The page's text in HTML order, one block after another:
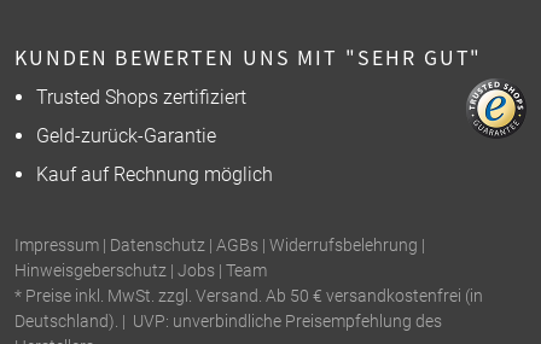
KUNDEN BEWERTEN UNS MIT "SEHR GUT"
Trusted Shops zertifiziert
Geld-zurück-Garantie
Kauf auf Rechnung möglich
Impressum | Datenschutz | AGBs | Widerrufsbelehrung |
Hinweisgeberschutz | Jobs | Team
* Preise inkl. MwSt. zzgl. Versand. Ab 50 € versandkostenfrei (in
Deutschland). | UVP: unverbindliche Preisempfehlung des